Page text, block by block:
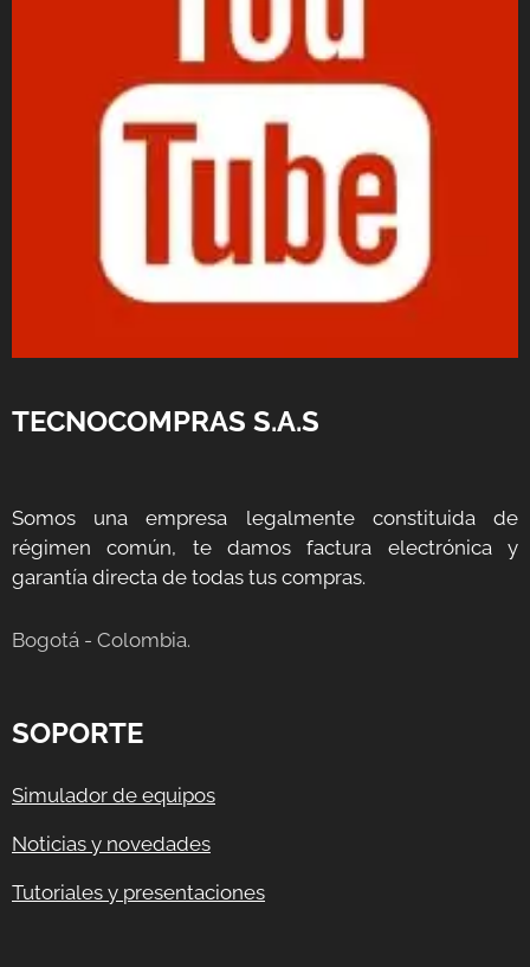
TECNOCOMPRAS S.A.S
Somos una empresa legalmente constituida de
régimen común, te damos factura electrónica y
garantía directa de todas tus compras.
Bogotá - Colombia.
SOPORTE
Simulador de equipos
Noticias y novedades
Tutoriales y presentaciones